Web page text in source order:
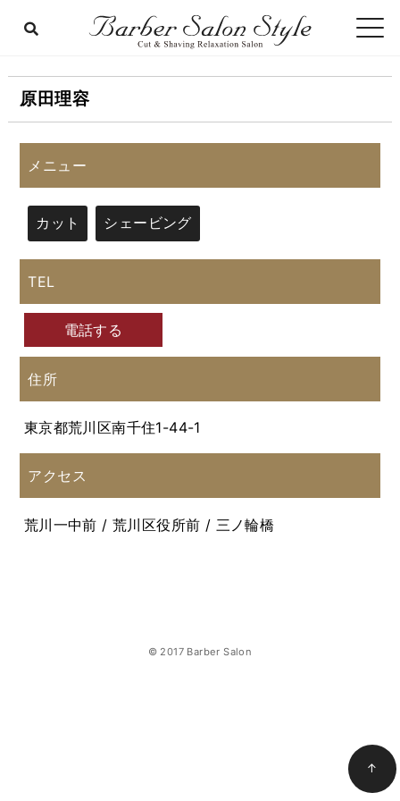
原田理容
メニュー
カット シェービング
TEL
電話する
住所
東京都荒川区南千住1-44-1
アクセス
荒川一中前 / 荒川区役所前 / 三ノ輪橋
© 2017 Barber Salon
↑